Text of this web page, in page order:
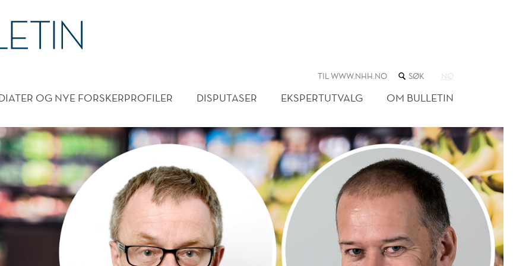
TIL WWW.NHH.NO SØK
NETTSTEDET
NO
OG NYE FORSKERPROFILER DISPUTASER EKSPERTUTVALG OM BULLETIN